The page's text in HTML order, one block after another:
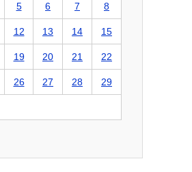
5 6 7 8
12 13 14 15
19 20 21 22
26 27 28 29